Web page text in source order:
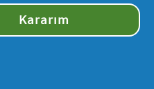
Kararım